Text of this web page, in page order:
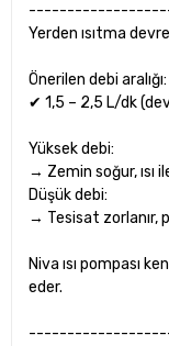
Yerden ısıtma
Önerilen debi aralığı:
✔ 1,5 – 2,5 L/dk
Yüksek debi:
→ Zemin soğur, ısı
Düşük debi:
→ Tesisat zorlanır,
Niva ısı pompası
eder.